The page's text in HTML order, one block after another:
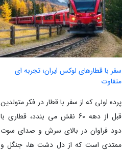
سفر با قطارهای لوکس ایران؛ تجربه ای
متفاوت
پرده اولی که از سفر با قطار در فکر متولدین
قبل از دهه 60 نقش می بندد، قطاری با
دود فراوان در بالای سرش و صدای سوت
ممتدی است که از دل دشت ها، جنگل و